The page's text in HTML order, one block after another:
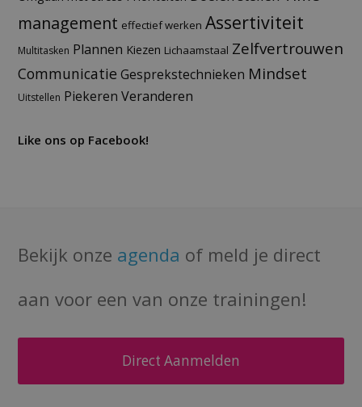
management effectief werken Assertiviteit
Multitasken Plannen Kiezen Lichaamstaal Zelfvertrouwen
Communicatie Gesprekstechnieken Mindset
Uitstellen Piekeren Veranderen
Like ons op Facebook!
Bekijk onze agenda of meld je direct
aan voor een van onze trainingen!
Direct Aanmelden